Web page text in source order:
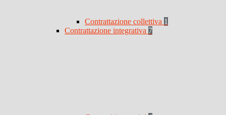
Contrattazione collettiva 1
Contrattazione integrativa 7